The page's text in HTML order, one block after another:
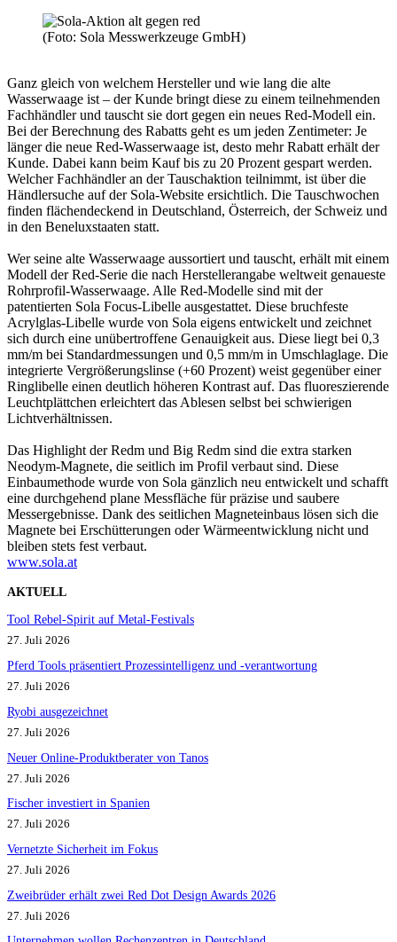
(Foto: Sola Messwerkzeuge GmbH)
Ganz gleich von welchem Hersteller und wie lang die alte
Wasserwaage ist – der Kunde bringt diese zu einem teilnehmenden
Fachhändler und tauscht sie dort gegen ein neues Red-Modell ein.
Bei der Berechnung des Rabatts geht es um jeden Zentimeter: Je
länger die neue Red-Wasserwaage ist, desto mehr Rabatt erhält der
Kunde. Dabei kann beim Kauf bis zu 20 Prozent gespart werden.
Welcher Fachhändler an der Tauschaktion teilnimmt, ist über die
Händlersuche auf der Sola-Website ersichtlich. Die Tauschwochen
finden flächendeckend in Deutschland, Österreich, der Schweiz und
in den Beneluxstaaten statt.
Wer seine alte Wasserwaage aussortiert und tauscht, erhält mit einem
Modell der Red-Serie die nach Herstellerangabe weltweit genaueste
Rohrprofil-Wasserwaage. Alle Red-Modelle sind mit der
patentierten Sola Focus-Libelle ausgestattet. Diese bruchfeste
Acrylglas-Libelle wurde von Sola eigens entwickelt und zeichnet
sich durch eine unübertroffene Genauigkeit aus. Diese liegt bei 0,3
mm/m bei Standardmessungen und 0,5 mm/m in Umschlaglage. Die
integrierte Vergrößerungslinse (+60 Prozent) weist gegenüber einer
Ringlibelle einen deutlich höheren Kontrast auf. Das fluoreszierende
Leuchtplättchen erleichtert das Ablesen selbst bei schwierigen
Lichtverhältnissen.
Das Highlight der Redm und Big Redm sind die extra starken
Neodym-Magnete, die seitlich im Profil verbaut sind. Diese
Einbaumethode wurde von Sola gänzlich neu entwickelt und schafft
eine durchgehend plane Messfläche für präzise und saubere
Messergebnisse. Dank des seitlichen Magneteinbaus lösen sich die
Magnete bei Erschütterungen oder Wärmeentwicklung nicht und
bleiben stets fest verbaut.
www.sola.at
AKTUELL
Tool Rebel-Spirit auf Metal-Festivals
27. Juli 2026
Pferd Tools präsentiert Prozessintelligenz und -verantwortung
27. Juli 2026
Ryobi ausgezeichnet
27. Juli 2026
Neuer Online-Produktberater von Tanos
27. Juli 2026
Fischer investiert in Spanien
27. Juli 2026
Vernetzte Sicherheit im Fokus
27. Juli 2026
Zweibrüder erhält zwei Red Dot Design Awards 2026
27. Juli 2026